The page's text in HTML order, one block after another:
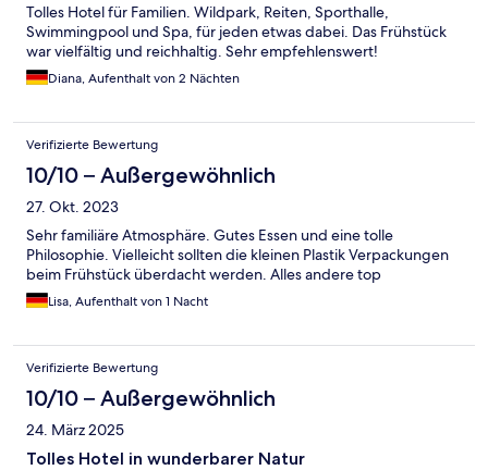
Tolles Hotel für Familien. Wildpark, Reiten, Sporthalle,
Swimmingpool und Spa, für jeden etwas dabei. Das Frühstück
war vielfältig und reichhaltig. Sehr empfehlenswert!
Diana, Aufenthalt von 2 Nächten
Verifizierte Bewertung
10/10 – Außergewöhnlich
27. Okt. 2023
Sehr familiäre Atmosphäre. Gutes Essen und eine tolle
Philosophie. Vielleicht sollten die kleinen Plastik Verpackungen
beim Frühstück überdacht werden. Alles andere top
Lisa, Aufenthalt von 1 Nacht
Verifizierte Bewertung
10/10 – Außergewöhnlich
24. März 2025
Tolles Hotel in wunderbarer Natur